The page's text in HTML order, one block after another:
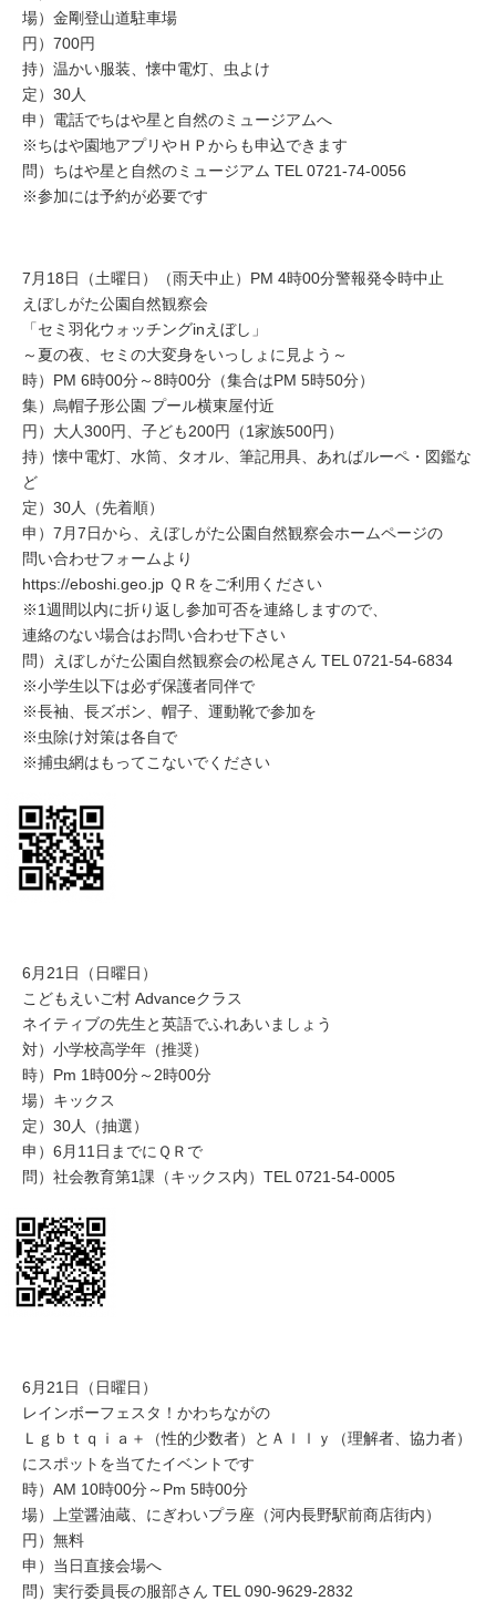
場）金剛登山道駐車場
円）700円
持）温かい服装、懐中電灯、虫よけ
定）30人
申）電話でちはや星と自然のミュージアムへ
※ちはや園地アプリやＨＰからも申込できます
問）ちはや星と自然のミュージアム TEL 0721-74-0056
※参加には予約が必要です
7月18日（土曜日）（雨天中止）PM 4時00分警報発令時中止
えぼしがた公園自然観察会
「セミ羽化ウォッチングinえぼし」
～夏の夜、セミの大変身をいっしょに見よう～
時）PM 6時00分～8時00分（集合はPM 5時50分）
集）烏帽子形公園 プール横東屋付近
円）大人300円、子ども200円（1家族500円）
持）懐中電灯、水筒、タオル、筆記用具、あればルーペ・図鑑な
ど
定）30人（先着順）
申）7月7日から、えぼしがた公園自然観察会ホームページの
問い合わせフォームより
https://eboshi.geo.jp ＱＲをご利用ください
※1週間以内に折り返し参加可否を連絡しますので、
連絡のない場合はお問い合わせ下さい
問）えぼしがた公園自然観察会の松尾さん TEL 0721-54-6834
※小学生以下は必ず保護者同伴で
※長袖、長ズボン、帽子、運動靴で参加を
※虫除け対策は各自で
※捕虫網はもってこないでください
6月21日（日曜日）
こどもえいご村 Advanceクラス
ネイティブの先生と英語でふれあいましょう
対）小学校高学年（推奨）
時）Pm 1時00分～2時00分
場）キックス
定）30人（抽選）
申）6月11日までにＱＲで
問）社会教育第1課（キックス内）TEL 0721-54-0005
6月21日（日曜日）
レインボーフェスタ！かわちながの
Ｌｇｂｔｑｉａ＋（性的少数者）とＡｌｌｙ（理解者、協力者）
にスポットを当てたイベントです
時）AM 10時00分～Pm 5時00分
場）上堂醤油蔵、にぎわいプラ座（河内長野駅前商店街内）
円）無料
申）当日直接会場へ
問）実行委員長の服部さん TEL 090-9629-2832